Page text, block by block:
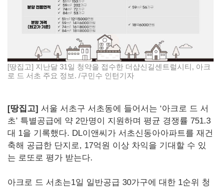
[땅집고] 지난달 31일 청약을 접수한 더샵신길센트럴시티, 아크
로 드 서초 주요 정보. /구민수 인턴기자
[땅집고] 서울 서초구 서초동에 들어서는 ‘아크로 드 서
초’ 특별공급에 약 2만명이 지원하며 평균 경쟁률 751.3
대 1을 기록했다. DL이앤씨가 서초신동아아파트를 재건
축해 공급한 단지로, 17억원 이상 차익을 기대할 수 있
는 로또로 평가 받는다.
아크로 드 서초는1일 일반공급 30가구에 대한 1순위 청